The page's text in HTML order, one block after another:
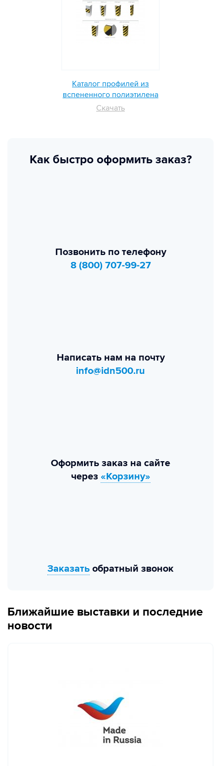
Каталог профилей из
вспененного полиэтилена
Скачать
Как быстро оформить заказ?
Позвонить по телефону
8 (800) 707-99-27
Написать нам на почту
info@idn500.ru
Оформить заказ на сайте
через «Корзину»
Заказать обратный звонок
Ближайшие выставки и последние
новости